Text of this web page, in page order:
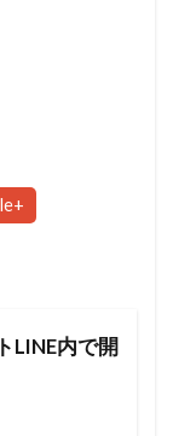
LINE内で開